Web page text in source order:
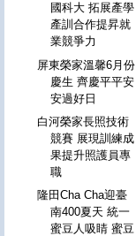
國科大 拓展產學
產訓合作提昇就
業競爭力
屏東榮家溫馨6月份
慶生 齊慶平平安
安過好日
白河榮家長照技術
競賽 展現訓練成
果提升照護員專
職
隆田Cha Cha迎臺
南400夏天 統一
蜜豆人吸睛 蜜豆